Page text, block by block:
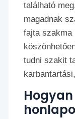
található
magadnak
fajta szakma
tudni szakit